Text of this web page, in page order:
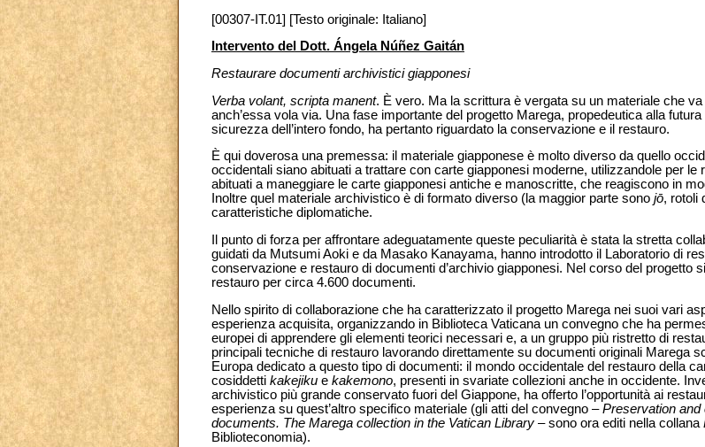
[00307-IT.01] [Testo originale: Italiano]
Intervento del Dott. Ángela Núñez Gaitán
Restaurare documenti archivistici giapponesi
Verba volant, scripta manent. È vero. Ma la scrittura è vergata su un materiale che
anch’essa vola via. Una fase importante del progetto Marega, propedeutica alla
sicurezza dell’intero fondo, ha pertanto riguardato la conservazione e il restauro.
È qui doverosa una premessa: il materiale giapponese è molto diverso da quello
occidentali siano abituati a trattare con carte giapponesi moderne, utilizzandole per
abituati a maneggiare le carte giapponesi antiche e manoscritte, che reagiscono in
Inoltre quel materiale archivistico è di formato diverso (la maggior parte sono jō, rotoli
caratteristiche diplomatiche.
Il punto di forza per affrontare adeguatamente queste peculiarità è stata la stretta
guidati da Mutsumi Aoki e da Masako Kanayama, hanno introdotto il Laboratorio di
conservazione e restauro di documenti d’archivio giapponesi. Nel corso del progetto
restauro per circa 4.600 documenti.
Nello spirito di collaborazione che ha caratterizzato il progetto Marega nei suoi vari
esperienza acquisita, organizzando in Biblioteca Vaticana un convegno che ha
europei di apprendere gli elementi teorici necessari e, a un gruppo più ristretto di
principali tecniche di restauro lavorando direttamente su documenti originali Marega
Europa dedicato a questo tipo di documenti: il mondo occidentale del restauro della
cosiddetti kakejiku e kakemono, presenti in svariate collezioni anche in occidente.
archivistico più grande conservato fuori del Giappone, ha offerto l’opportunità ai
esperienza su quest’altro specifico materiale (gli atti del convegno ‒Preservation
documents. The Marega collection in the Vatican Library ‒ sono ora editi nella collana
Biblioteconomia).